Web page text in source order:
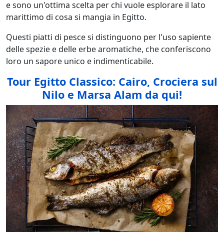
e sono un'ottima scelta per chi vuole esplorare il lato
marittimo di cosa si mangia in Egitto.
Questi piatti di pesce si distinguono per l'uso sapiente
delle spezie e delle erbe aromatiche, che conferiscono
loro un sapore unico e indimenticabile.
Tour Egitto Classico: Cairo, Crociera sul
Nilo e Marsa Alam da qui!